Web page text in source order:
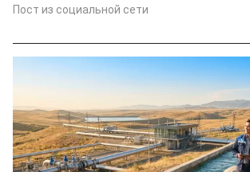
Пост из социальной сети